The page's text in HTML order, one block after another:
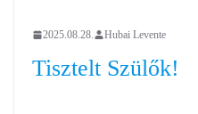
2025.08.28. Hubai Levente
Tisztelt Szülők!